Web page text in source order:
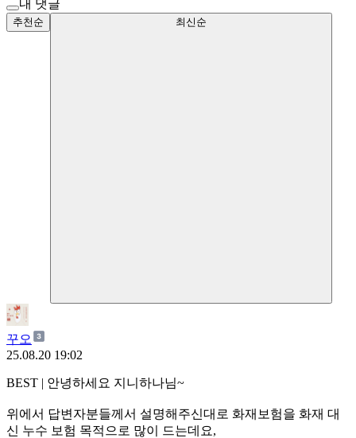
내 댓글
추천순 최신순
꾸오
25.08.20 19:02
BEST | 안녕하세요 지니하나님~
위에서 답변자분들께서 설명해주신대로 화재보험을 화재 대
신 누수 보험 목적으로 많이 드는데요,